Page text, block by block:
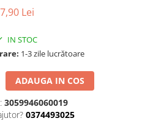
si
7,90 Lei
IN STOC
1-3 zile lucrătoare
ADAUGA IN COS
3059946060019
0374493025